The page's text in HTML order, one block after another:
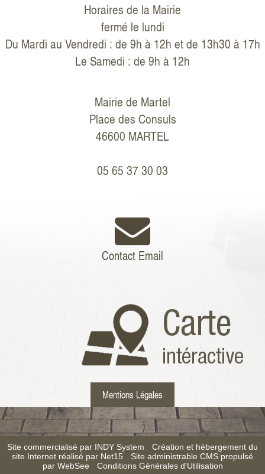
Horaires de la Mairie
fermé le lundi
Du Mardi au Vendredi : de 9h à 12h et de 13h30 à 17h
Le Samedi : de 9h à 12h
Mairie de Martel
Place des Consuls
46600 MARTEL
05 65 37 30 03
Contact Email
Mentions Légales
Site commercialisé par INDY System
Création et hébergement du
site Internet réalisé par Net15
Site administrable CMS propulsé
par WebSee
Conditions Générales d'Utilisation